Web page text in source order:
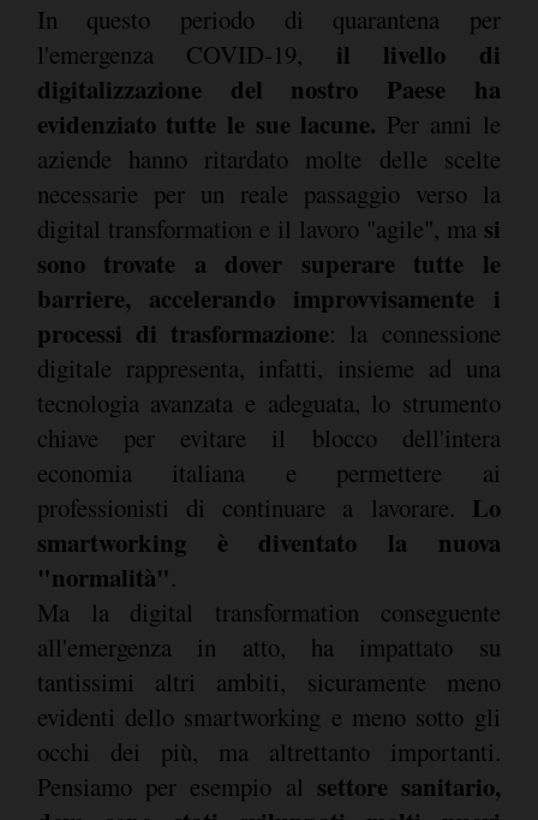
In questo periodo di quarantena per
l'emergenza COVID-19, il livello di
digitalizzazione del nostro Paese ha
evidenziato tutte le sue lacune. Per anni le
aziende hanno ritardato molte delle scelte
necessarie per un reale passaggio verso la
digital transformation e il lavoro "agile", ma si
sono trovate a dover superare tutte le
barriere, accelerando improvvisamente i
processi di trasformazione: la connessione
digitale rappresenta, infatti, insieme ad una
tecnologia avanzata e adeguata, lo strumento
chiave per evitare il blocco dell'intera
economia italiana e permettere ai
professionisti di continuare a lavorare. Lo
smartworking è diventato la nuova
"normalità".
Ma la digital transformation conseguente
all'emergenza in atto, ha impattato su
tantissimi altri ambiti, sicuramente meno
evidenti dello smartworking e meno sotto gli
occhi dei più, ma altrettanto importanti.
Pensiamo per esempio al settore sanitario,